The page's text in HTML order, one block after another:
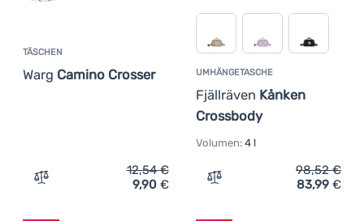
TÄSCHEN
Warg Camino Crosser
Zum Vergleich 'Täschen Warg Camino Crosser'
12,54€
9,90 €
UMHÄNGETASCHE
Fjällräven Kånken
Crossbody
Volumen: 4 l
Zum Vergleich
98,52€
83,99 €